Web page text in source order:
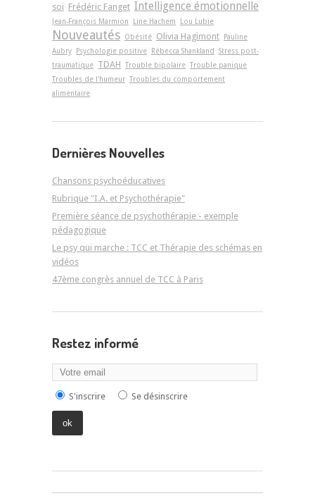
soi Frédéric Fanget Intelligence émotionnelle
Jean-François Marmion Line Hachem Lou Lubie
Nouveautés Obésité Olivia Hagimont
Pauline
Aubry
Psychologie positive Rébecca Shankland
Stress post-
traumatique TDAH Trouble bipolaire Trouble panique
Troubles de l'humeur Troubles du comportement
alimentaire
Dernières Nouvelles
Chansons psychoéducatives
Rubrique "I.A. et Psychothérapie"
Première séance de psychothérapie - exemple
pédagogique
Le psy qui marche : TCC et Thérapie des schémas en
vidéos
47ème congrès annuel de TCC à Paris
Restez informé
S'inscrire Se désinscrire